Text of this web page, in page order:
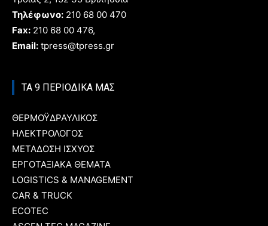
Τηλέφωνο: 210 68 00 470
Fax: 210 68 00 476,
Email: tpress@tpress.gr
ΤΑ 9 ΠΕΡΙΟΔΙΚΑ ΜΑΣ
ΘΕΡΜΟΫΔΡΑΥΛΙΚΟΣ
ΗΛΕΚΤΡΟΛΟΓΟΣ
ΜΕΤΑΔΟΣΗ ΙΣΧΥΟΣ
ΕΡΓΟΤΑΞΙΑΚΑ ΘΕΜΑΤΑ
LOGISTICS & MANAGEMENT
CAR & TRUCK
ECOTEC